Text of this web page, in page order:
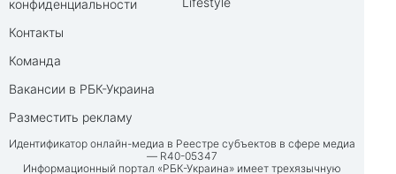
конфиденциальности
Контакты
Команда
Вакансии в РБК-Украина
Разместить рекламу
Идентификатор онлайн-медиа в Реестре субъектов в сфере медиа
— R40-05347
Информационный портал «РБК-Украина» имеет трехязычную